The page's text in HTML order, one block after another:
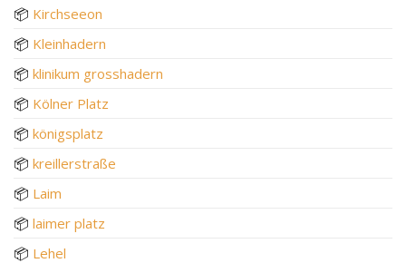
📦 Kirchseeon
📦 Kleinhadern
📦 klinikum grosshadern
📦 Kölner Platz
📦 königsplatz
📦 kreillerstraße
📦 Laim
📦 laimer platz
📦 Lehel